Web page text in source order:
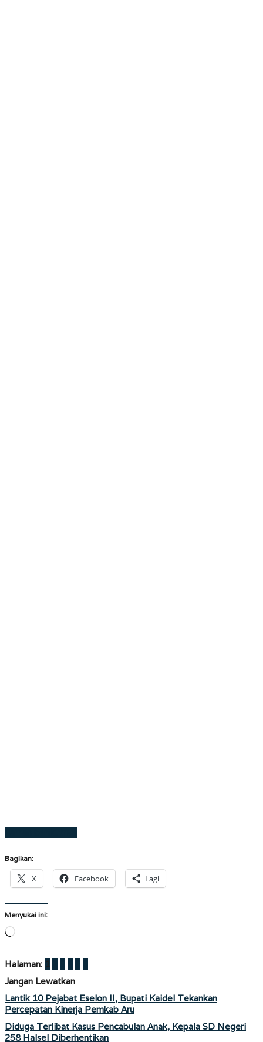
Bagikan:
X Facebook Lagi
Menyukai ini:
Memuat...
Halaman: 1
Jangan Lewatkan
Lantik 10 Pejabat Eselon II, Bupati Kaidel Tekankan
Percepatan Kinerja Pemkab Aru
Diduga Terlibat Kasus Pencabulan Anak, Kepala SD Negeri
258 Halsel Diberhentikan